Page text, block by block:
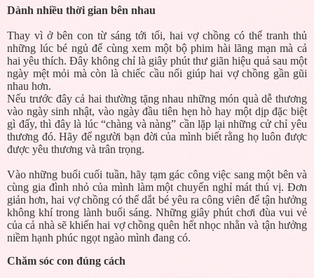
Dành nhiều thời gian bên nhau
Thay vì ở bên con từ sáng tới tối, hai vợ chồng có thể tranh thủ
những lúc bé ngủ để cùng xem một bộ phim hài lãng mạn mà cả
hai yêu thích. Đây không chỉ là giây phút thư giãn hiệu quả sau một
ngày mệt mỏi mà còn là chiếc cầu nối giúp hai vợ chồng gần gũi
nhau hơn.
Nếu trước đây cả hai thường tặng nhau những món quà dễ thương
vào ngày sinh nhật, vào ngày đầu tiên hẹn hò hay một dịp đặc biệt
gì đấy, thì đây là lúc “chàng và nàng” cần lặp lại những cử chỉ yêu
thương đó. Hãy để người bạn đời của mình biết rằng họ luôn được
được yêu thương và trân trọng.
Vào những buổi cuối tuần, hãy tạm gác công việc sang một bên và
cùng gia đình nhỏ của mình làm một chuyến nghỉ mát thú vị. Đơn
giản hơn, hai vợ chồng có thể dắt bé yêu ra công viên để tận hưởng
không khí trong lành buổi sáng. Những giây phút chơi đùa vui vẻ
của cả nhà sẽ khiến hai vợ chồng quên hết nhọc nhằn và tận hưởng
niềm hạnh phúc ngọt ngào mình đang có.
Chăm sóc con đúng cách